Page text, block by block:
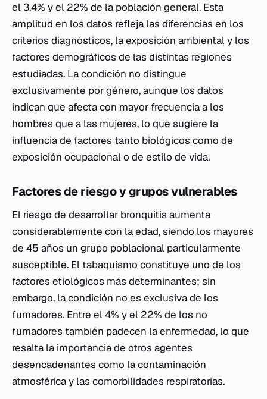
el 3,4% y el 22% de la población general. Esta
amplitud en los datos refleja las diferencias en los
criterios diagnósticos, la exposición ambiental y los
factores demográficos de las distintas regiones
estudiadas. La condición no distingue
exclusivamente por género, aunque los datos
indican que afecta con mayor frecuencia a los
hombres que a las mujeres, lo que sugiere la
influencia de factores tanto biológicos como de
exposición ocupacional o de estilo de vida.
Factores de riesgo y grupos vulnerables
El riesgo de desarrollar bronquitis aumenta
considerablemente con la edad, siendo los mayores
de 45 años un grupo poblacional particularmente
susceptible. El tabaquismo constituye uno de los
factores etiológicos más determinantes; sin
embargo, la condición no es exclusiva de los
fumadores. Entre el 4% y el 22% de los no
fumadores también padecen la enfermedad, lo que
resalta la importancia de otros agentes
desencadenantes como la contaminación
atmosférica y las comorbilidades respiratorias.